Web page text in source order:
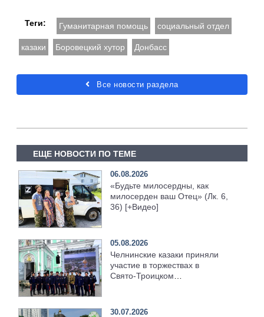
Теги: Гуманитарная помощь социальный отдел
казаки Боровецкий хутор Донбасс
Все новости раздела
ЕЩЕ НОВОСТИ ПО ТЕМЕ
06.08.2026
«Будьте милосердны, как
милосерден ваш Отец» (Лк. 6,
36) [+Видео]
05.08.2026
Челнинские казаки приняли
участие в торжествах в
Свято‑Троицком
30.07.2026